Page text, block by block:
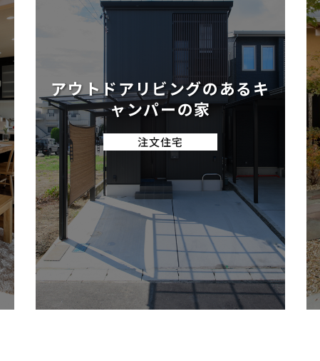
アウトドアリビングのあるキ
ャンパーの家
注文住宅